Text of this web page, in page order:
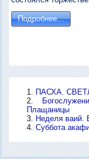
Подробнее...
ПАСХА.
Плащаницы
Неделя ваий.
Суббота